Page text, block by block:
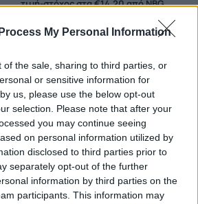
My Personal Information
of the sale, sharing to third parties, or
or sensitive information for
us, please use the below opt-out
selection. Please note that after your
you may continue seeing
on personal information utilized by
disclosed to third parties prior to
separately opt-out of the further
information by third parties on the
participants. This information may
τιμή-στόχος στα €14,20 από NBG
06 ΑΥΓ 2026
ντιλ με Meridiam
05 ΑΥΓ 2026
HelleniQ Energy: Εκτίναξη κερδών στα
393 εκατ. ευρώ στο εξάμηνο
05 ΑΥΓ 2026
Πηγές Μαξίμου: Νέα ώθηση στο GSI
με την είσοδο της Meridiam